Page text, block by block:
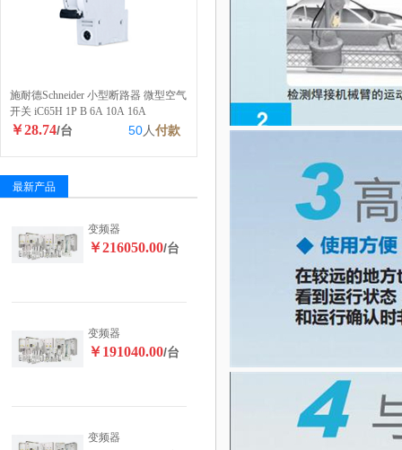
施耐德Schneider 小型断路器 微型空气
开关 iC65H 1P B 6A 10A 16A
￥28.74/台 50人付款
最新产品
变频器
￥216050.00/台
变频器
￥191040.00/台
变频器